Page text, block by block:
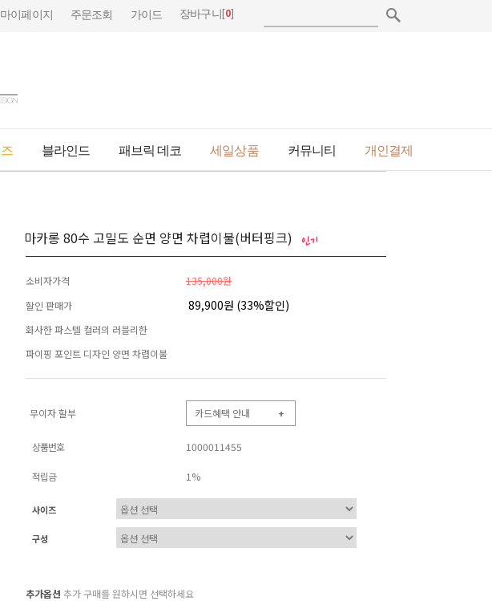
마이페이지 주문조회 가이드 장바구니[0]
즈 블라인드 패브릭 데코 세일상품 커뮤니티 개인결제
마카롱 80수 고밀도 순면 양면 차렵이불(버터핑크)
소비자가격
135,000원
할인 판매가
89,900원 (33%할인)
화사한 파스텔 컬러의 러블리한
파이핑 포인트 디자인 양면 차렵이불
무이자 할부 카드혜택 안내 +
상품번호 1000011455
적립금 1%
사이즈
구성
추가옵션 추가 구매를 원하시면 선택하세요